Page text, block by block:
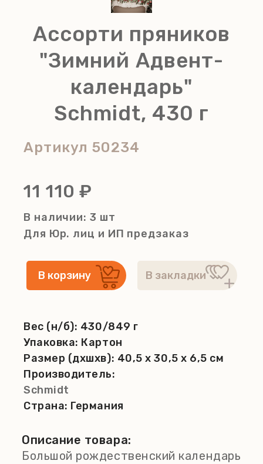
Ассорти пряников
"Зимний Адвент-
календарь"
Schmidt, 430 г
Артикул50234
11 110 ₽
В наличии: 3 шт
Для Юр. лиц и ИП предзаказ
Вес (н/б): 430/849 г
Упаковка: Картон
Размер (дхшхв): 40,5 x 30,5 x 6,5 см
Производитель:
Schmidt
Страна: Германия
Описание товара:
Большой рождественский календарь